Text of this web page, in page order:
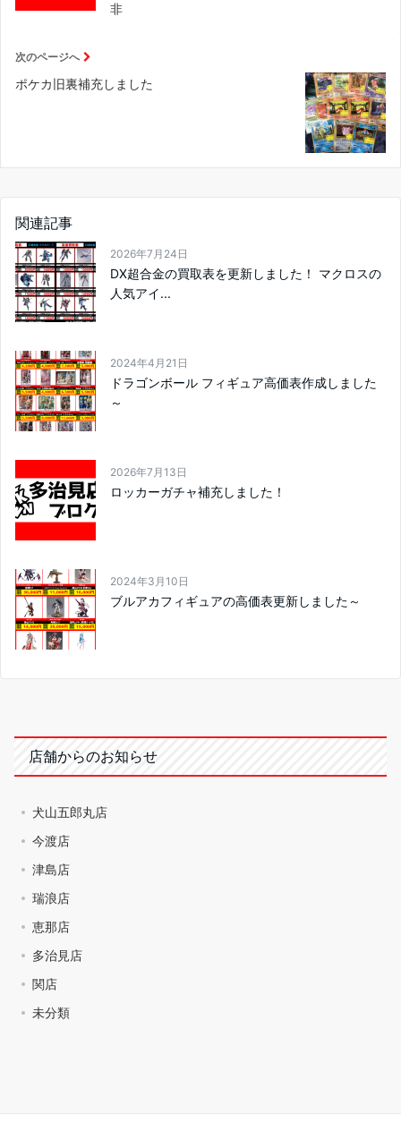
非
次のページへ
ポケカ旧裏補充しました
関連記事
2026年7月24日
DX超合金の買取表を更新しました！ マクロスの
人気アイ...
2024年4月21日
ドラゴンボール フィギュア高価表作成しました
～
2026年7月13日
ロッカーガチャ補充しました！
2024年3月10日
ブルアカフィギュアの高価表更新しました～
店舗からのお知らせ
犬山五郎丸店
今渡店
津島店
瑞浪店
恵那店
多治見店
関店
未分類